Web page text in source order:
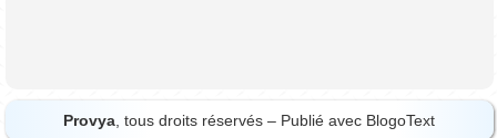
Provya, tous droits réservés – Publié avec BlogoText